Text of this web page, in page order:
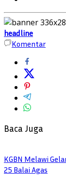
headline
Komentar
Baca Juga
KGBN Melawi
25 Balai Agas